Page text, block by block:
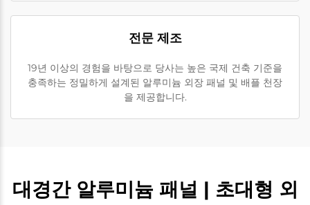
전문 제조
19년 이상의 경험을 바탕으로 당사는 높은 국제 건축 기준을
충족하는 정밀하게 설계된 알루미늄 외장 패널 및 배플 천장
을 제공합니다.
대경간 알루미늄 패널 | 초대형 외